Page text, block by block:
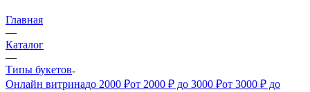
Главная
—
Каталог
—
Типы букетов
Онлайн витринадо 2000 ₽от 2000 ₽ до 3000 ₽от 3000 ₽ до